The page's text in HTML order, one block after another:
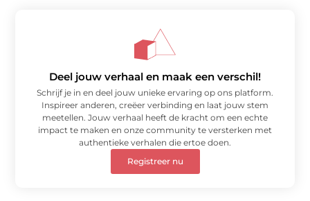
Deel jouw verhaal en maak een verschil!
Schrijf je in en deel jouw unieke ervaring op ons platform.
Inspireer anderen, creëer verbinding en laat jouw stem
meetellen. Jouw verhaal heeft de kracht om een echte
impact te maken en onze community te versterken met
authentieke verhalen die ertoe doen.
Registreer nu